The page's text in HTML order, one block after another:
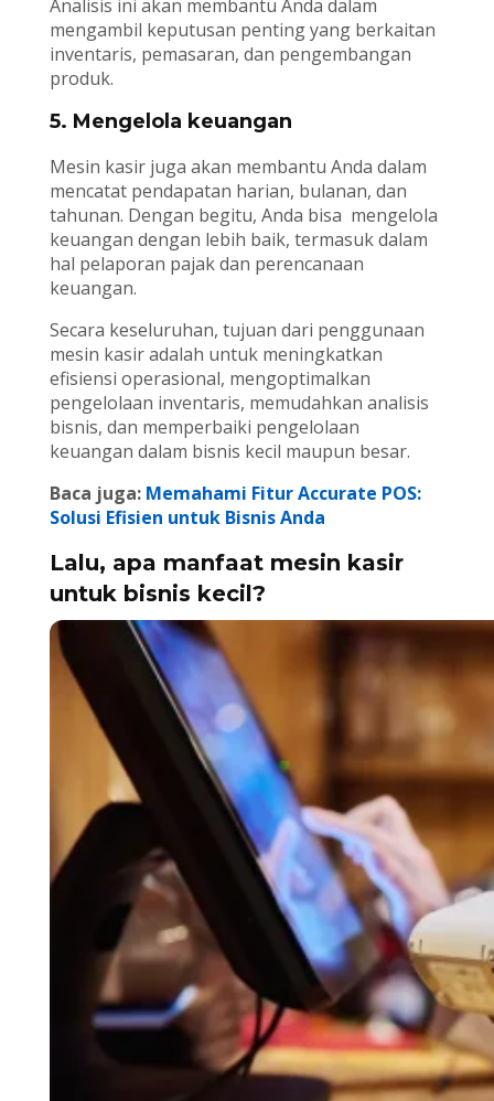
Analisis ini akan membantu Anda dalam
mengambil keputusan penting yang berkaitan
inventaris, pemasaran, dan pengembangan
produk.
5. Mengelola keuangan
Mesin kasir juga akan membantu Anda dalam
mencatat pendapatan harian, bulanan, dan
tahunan. Dengan begitu, Anda bisa mengelola
keuangan dengan lebih baik, termasuk dalam
hal pelaporan pajak dan perencanaan
keuangan.
Secara keseluruhan, tujuan dari penggunaan
mesin kasir adalah untuk meningkatkan
efisiensi operasional, mengoptimalkan
pengelolaan inventaris, memudahkan analisis
bisnis, dan memperbaiki pengelolaan
keuangan dalam bisnis kecil maupun besar.
Baca juga: Memahami Fitur Accurate POS:
Solusi Efisien untuk Bisnis Anda
Lalu, apa manfaat mesin kasir
untuk bisnis kecil?